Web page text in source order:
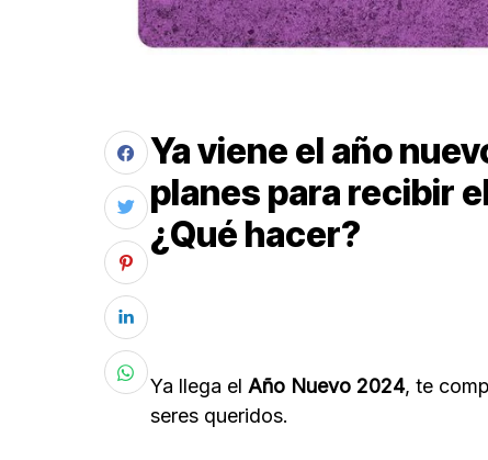
Ya viene el año
planes para recibir
¿Qué hacer?
Ya llega el Año Nuevo 2024, te
seres queridos.